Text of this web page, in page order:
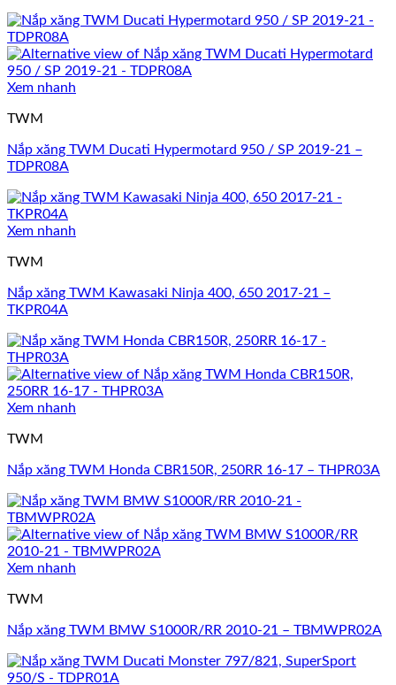
Xem nhanh
TWM
Nắp xăng TWM Ducati Hypermotard 950 / SP 2019-21 –
TDPR08A
Xem nhanh
TWM
Nắp xăng TWM Kawasaki Ninja 400, 650 2017-21 –
TKPR04A
Xem nhanh
TWM
Nắp xăng TWM Honda CBR150R, 250RR 16-17 – THPR03A
Xem nhanh
TWM
Nắp xăng TWM BMW S1000R/RR 2010-21 – TBMWPR02A